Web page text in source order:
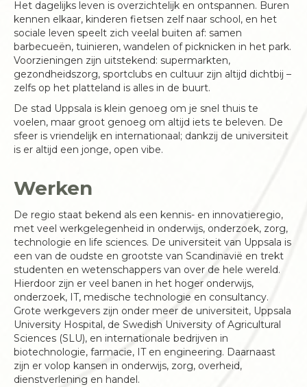
Het dagelijks leven is overzichtelijk en ontspannen. Buren
kennen elkaar, kinderen fietsen zelf naar school, en het
sociale leven speelt zich veelal buiten af: samen
barbecueën, tuinieren, wandelen of picknicken in het park.
Voorzieningen zijn uitstekend: supermarkten,
gezondheidszorg, sportclubs en cultuur zijn altijd dichtbij –
zelfs op het platteland is alles in de buurt.
De stad Uppsala is klein genoeg om je snel thuis te
voelen, maar groot genoeg om altijd iets te beleven. De
sfeer is vriendelijk en internationaal; dankzij de universiteit
is er altijd een jonge, open vibe.
Werken
De regio staat bekend als een kennis- en innovatieregio,
met veel werkgelegenheid in onderwijs, onderzoek, zorg,
technologie en life sciences. De universiteit van Uppsala is
een van de oudste en grootste van Scandinavië en trekt
studenten en wetenschappers van over de hele wereld.
Hierdoor zijn er veel banen in het hoger onderwijs,
onderzoek, IT, medische technologie en consultancy.
Grote werkgevers zijn onder meer de universiteit, Uppsala
University Hospital, de Swedish University of Agricultural
Sciences (SLU), en internationale bedrijven in
biotechnologie, farmacie, IT en engineering. Daarnaast
zijn er volop kansen in onderwijs, zorg, overheid,
dienstverlening en handel.